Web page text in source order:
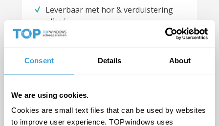
Consent Details About
We are using cookies.
Cookies are small text files that can be used by websites
to improve user experience. TOPwindows uses
Leverbaar met hor & verduistering
plissé
Standaard uitgevoerd met 'smoke-